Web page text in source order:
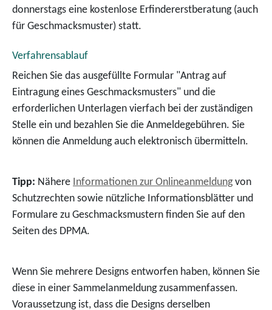
donnerstags eine kostenlose Erfindererstberatung (auch
für Geschmacksmuster) statt.
Verfahrensablauf
Reichen Sie das ausgefüllte Formular "Antrag auf
Eintragung eines Geschmacksmusters" und die
erforderlichen Unterlagen vierfach bei der zuständigen
Stelle ein und bezahlen Sie die Anmeldegebühren. Sie
können die Anmeldung auch elektronisch übermitteln.
Tipp: Nähere Informationen zur Onlineanmeldungvon
Schutzrechten sowie nützliche Informationsblätter und
Formulare zu Geschmacksmustern finden Sie auf den
Seiten des DPMA.
Wenn Sie mehrere Designs entworfen haben, können Sie
diese in einer Sammelanmeldung zusammenfassen.
Voraussetzung ist, dass die Designs derselben